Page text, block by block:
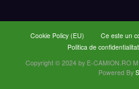
Cookie Policy (EU)
Ce este un
Politica de
Copyright © 2024 by E-CAMION.RO
Powered By